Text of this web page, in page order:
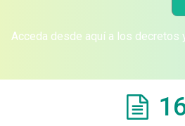
Acceda desde aquí a los